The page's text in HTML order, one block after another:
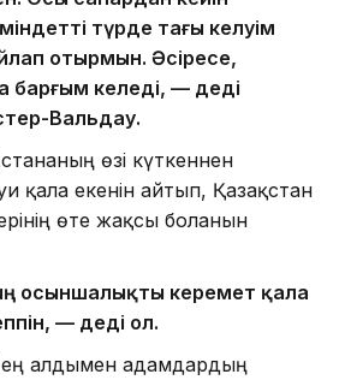
түрде тағы келуім
отырмын. Әсіресе,
барғым келеді, — деді
Вальдау.
өзі күткеннен
қала екенін айтып, Қазақстан
өте жақсы болғанын
осыншалықты керемет қала
— деді ол.
ең алдымен адамдардың